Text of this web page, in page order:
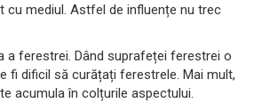
cu mediul. Astfel de influențe nu trec
a ferestrei. Dând suprafeței ferestrei o
fi dificil să curățați ferestrele. Mai mult,
acumula în colțurile aspectului.